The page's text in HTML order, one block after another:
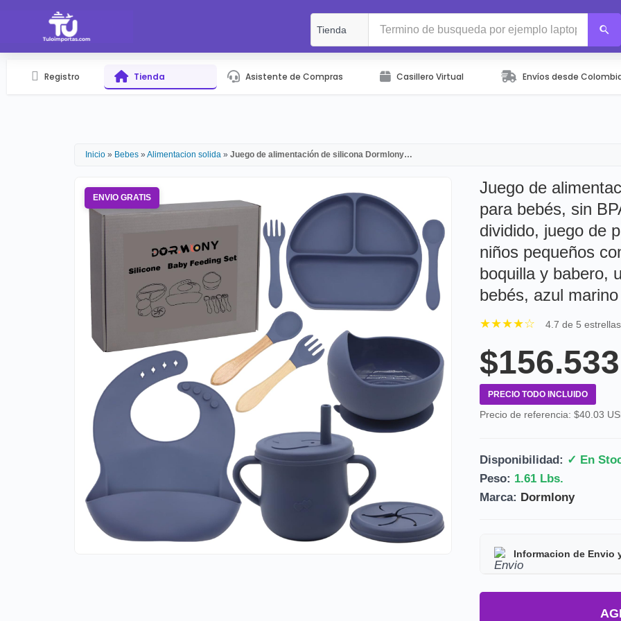
Registro Tienda Asistente de Compras Casillero Virtual Envíos desde
Inicio » Bebes » Alimentacion solida » Juego de alimentación de silicona Dormlony…
ENVIO GRATIS
Juego de
para bebés, sin
dividido, juego de
niños pequeños
boquilla y babero,
bebés, azul marino
★★★★☆ 4.7 de 5
$156.533
PRECIO TODO INCLUIDO
Precio de referencia: $40.03
Disponibilidad: ✓ En
Peso: 1.61 Lbs.
Marca: Dormlony
Informacion de Envio
Tipo de producto:
Tiempo de entrega: